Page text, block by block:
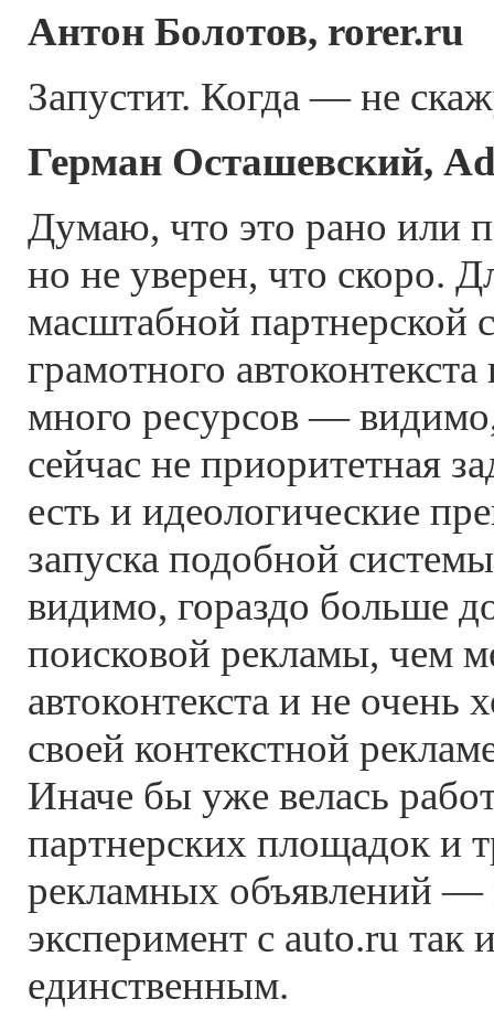
Антон Болотов, rorer.ru
Запустит. Когда — не
Герман Осташевский,
Думаю, что это рано или
но не уверен, что скоро.
масштабной партнерской
грамотного
много ресурсов —
сейчас не приоритетная
есть и идеологические
запуска подобной
видимо, гораздо больше
поисковой рекламы, чем
автоконтекста и не очень
своей контекстной
Иначе бы уже велась
партнерских площадок и
рекламных объявлений
эксперимент с auto.ru так
единственным.